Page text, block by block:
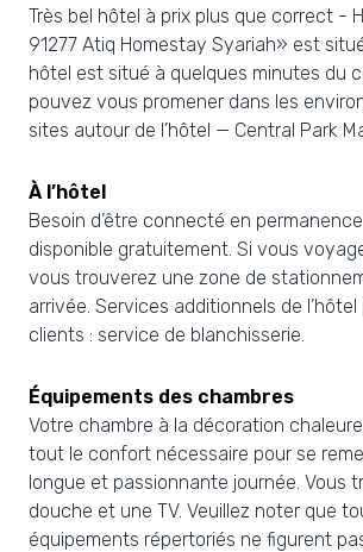
Très bel hôtel à prix plus que correct -
91277 Atiq Homestay Syariah» est
hôtel est situé à quelques minutes du
pouvez vous promener dans les
sites autour de l’hôtel — Central Park
À l’hôtel
Besoin d’être connecté en
disponible gratuitement. Si vous
vous trouverez une zone de
arrivée. Services additionnels de
clients : service de blanchisserie.
Équipements des chambres
Votre chambre à la décoration
tout le confort nécessaire pour se
longue et passionnante journée. Vous
douche et une TV. Veuillez noter que
équipements répertoriés ne figurent